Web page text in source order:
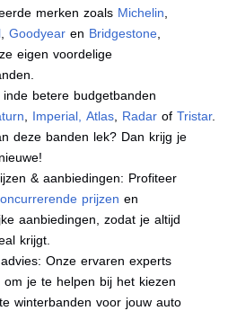
merken zoals Michelin
,Goodyear en Bridgestone
eigen voordelige
inde betere budgetbanden
Imperial Atlas Radar ofTristar.
deze banden lek? Dan krijg je
& aanbiedingen: Profiteer
prijzen en
aanbiedingen, zodat je altijd
krijgt.
Onze ervaren experts
om je te helpen bij het kiezen
winterbanden voor jouw auto